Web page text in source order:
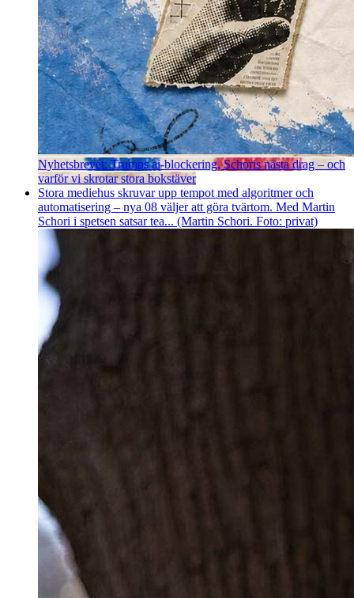
Nyhetsbrevet: Trumps ai-blockering, Schoris nästa drag – och
varför vi skrotar stora bokstäver
Stora mediehus skruvar upp tempot med algoritmer och
automatisering – nya 08 väljer att göra tvärtom. Med Martin
Schori i spetsen satsar tea... (Martin Schori. Foto: privat)